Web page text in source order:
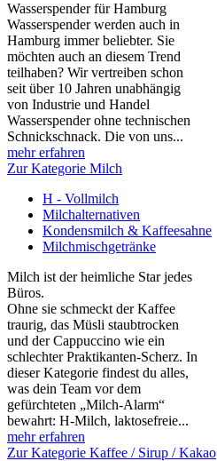
Wasserspender für Hamburg
Wasserspender werden auch in
Hamburg immer beliebter. Sie
möchten auch an diesem Trend
teilhaben? Wir vertreiben schon
seit über 10 Jahren unabhängig
von Industrie und Handel
Wasserspender ohne technischen
Schnickschnack. Die von uns...
mehr erfahren
Zur Kategorie Milch
H - Vollmilch
Milchalternativen
Kondensmilch & Kaffeesahne
Milchmischgetränke
Milch ist der heimliche Star jedes
Büros.
Ohne sie schmeckt der Kaffee
traurig, das Müsli staubtrocken
und der Cappuccino wie ein
schlechter Praktikanten‑Scherz. In
dieser Kategorie findest du alles,
was dein Team vor dem
gefürchteten „Milch‑Alarm“
bewahrt: H‑Milch, laktosefreie...
mehr erfahren
Zur Kategorie Kaffee / Sirup / Kakao